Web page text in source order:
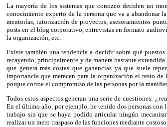
La mayoría de los sistemas que conozco deciden un
conocimiento experto de la persona que va a abandonar
mentorías, tutorización de proyectos, asesoramientos
posts en el blog corporativo, entrevistas en formato
la organización, etc.
Existe también una tendencia a decidir sobre qué
recayendo, principalmente y de manera bastante
que genera más costes que ganancias ya que suele
importancia que merecen para la organización el resto
porque corroe el compromiso de las personas por la
Todos estos aspectos generan una serie de cuestiones:
En el último año, por ejemplo, he tenido dos personas con
trabajo sin que se haya podido articular ningún
realizar un mero traspaso de las funciones mediante